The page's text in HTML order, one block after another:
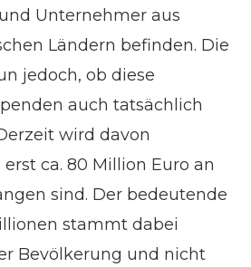
Unternehmer aus
Ländern befinden. Die
jedoch, ob diese
auch tatsächlich
wird davon
ca. 80 Million Euro an
sind. Der bedeutende
stammt dabei
Bevölkerung und nicht